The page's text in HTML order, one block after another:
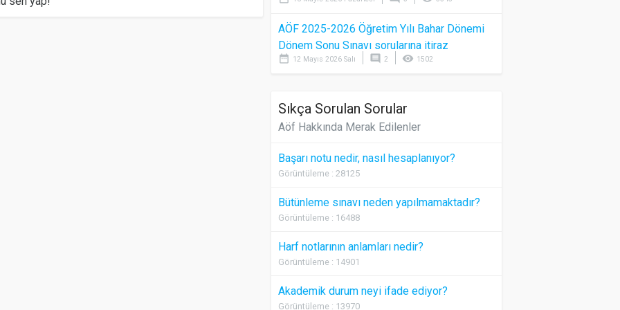
AÖF 2025-2026 Öğretim Yılı Bahar Dönemi
Dönem Sonu Sınavı sorularına itiraz
date_range 12 Mayıs 2026 Salı comment 2 visibility 1502
Sıkça Sorulan Sorular
Aöf Hakkında Merak Edilenler
Başarı notu nedir, nasıl hesaplanıyor?
Görüntüleme : 28125
Bütünleme sınavı neden yapılmamaktadır?
Görüntüleme : 16488
Harf notlarının anlamları nedir?
Görüntüleme : 14901
Akademik durum neyi ifade ediyor?
Görüntüleme : 13970